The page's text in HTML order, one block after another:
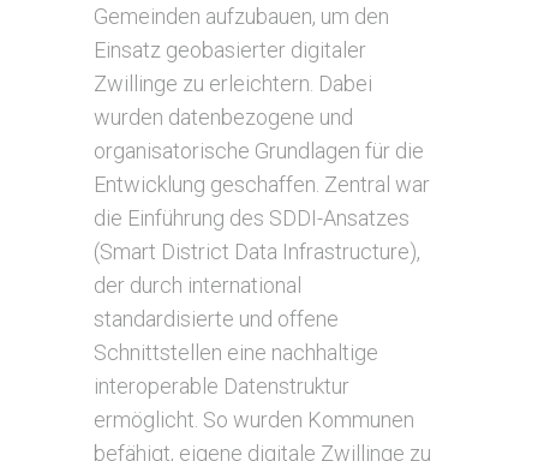
Gemeinden aufzubauen, um den
Einsatz geobasierter digitaler
Zwillinge zu erleichtern. Dabei
wurden datenbezogene und
organisatorische Grundlagen für die
Entwicklung geschaffen. Zentral war
die Einführung des SDDI-Ansatzes
(Smart District Data Infrastructure),
der durch international
standardisierte und offene
Schnittstellen eine nachhaltige
interoperable Datenstruktur
ermöglicht. So wurden Kommunen
befähigt, eigene digitale Zwillinge zu